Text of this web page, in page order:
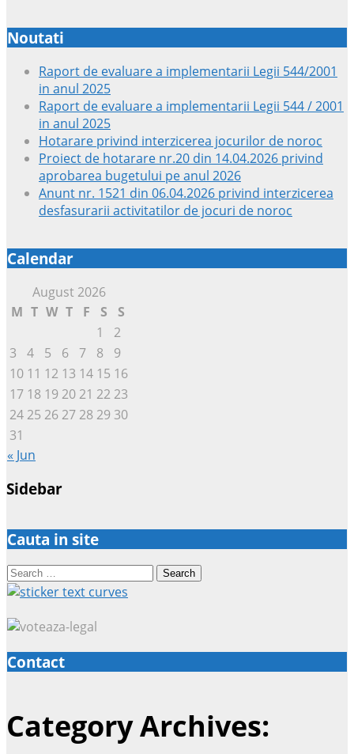
Noutati
Raport de evaluare a implementarii Legii 544/2001
in anul 2025
Raport de evaluare a implementarii Legii 544 / 2001
in anul 2025
Hotarare privind interzicerea jocurilor de noroc
Proiect de hotarare nr.20 din 14.04.2026 privind
aprobarea bugetului pe anul 2026
Anunt nr. 1521 din 06.04.2026 privind interzicerea
desfasurarii activitatilor de jocuri de noroc
Calendar
August 2026
M T W T F S
S
1
2
3
4 5 6 7 8
9
10 11 12 13 14 15 16
17 18 19 20 21 22 23
24 25 26 27 28 29 30
31
« Jun
Sidebar
Cauta in site
Search
for:
Contact
Category Archives: